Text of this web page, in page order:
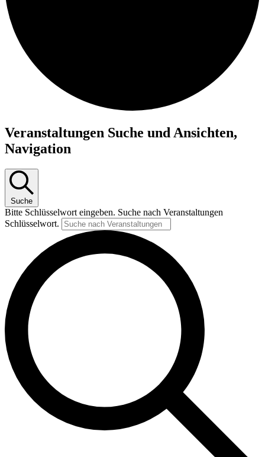
Veranstaltungen
Veranstaltungen Suche und Ansichten,
Navigation
Suche
Bitte Schlüsselwort eingeben. Suche nach Veranstaltungen
Schlüsselwort.